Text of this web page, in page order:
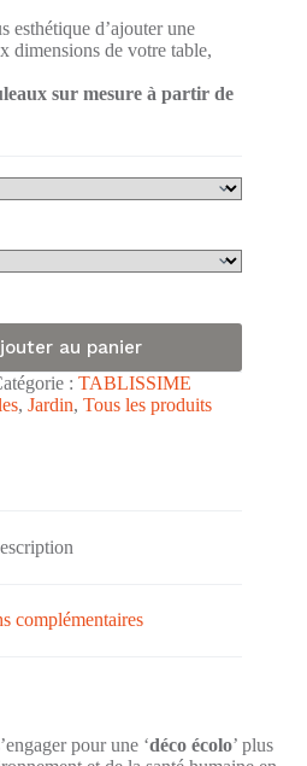
esthétique d’ajouter une
dimensions de votre table,
sur mesure à partir de
au panier
: TABLISSIME
, Jardin, Tous les produits
complémentaires
pour une ‘déco écolo’ plus